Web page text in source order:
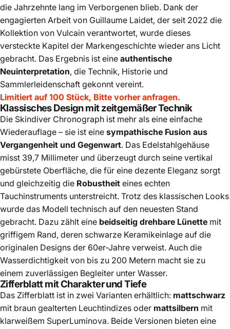
die Jahrzehnte lang im Verborgenen blieb. Dank der
engagierten Arbeit von Guillaume Laidet, der seit 2022 die
Kollektion von Vulcain verantwortet, wurde dieses
versteckte Kapitel der Markengeschichte wieder ans Licht
gebracht. Das Ergebnis ist eine authentische
Neuinterpretation, die Technik, Historie und
Sammlerleidenschaft gekonnt vereint.
Limitiert auf 100 Stück, Bitte vorher anfragen.
Klassisches Design mit zeitgemäßer Technik
Die Skindiver Chronograph ist mehr als eine einfache
Wiederauflage – sie ist eine sympathische Fusion aus
Vergangenheit und Gegenwart. Das Edelstahlgehäuse
misst 39,7 Millimeter und überzeugt durch seine vertikal
gebürstete Oberfläche, die für eine dezente Eleganz sorgt
und gleichzeitig die Robustheit eines echten
Tauchinstruments unterstreicht. Trotz des klassischen Looks
wurde das Modell technisch auf den neuesten Stand
gebracht. Dazu zählt eine beidseitig drehbare Lünette mit
griffigem Rand, deren schwarze Keramikeinlage auf die
originalen Designs der 60er-Jahre verweist. Auch die
Wasserdichtigkeit von bis zu 200 Metern macht sie zu
einem zuverlässigen Begleiter unter Wasser.
Zifferblatt mit Charakter und Tiefe
Das Zifferblatt ist in zwei Varianten erhältlich: mattschwarz
mit braun gealterten Leuchtindizes oder mattsilbern mit
klarweißem SuperLuminova. Beide Versionen bieten eine